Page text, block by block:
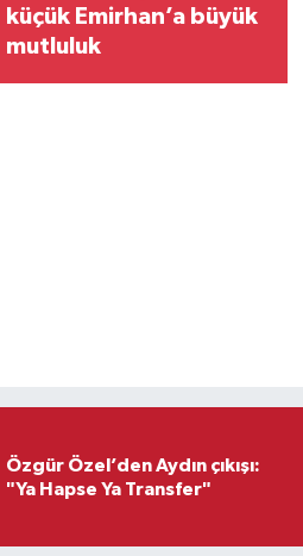
küçük Emirhan’a büyük
mutluluk
Özgür Özel’den Aydın çıkışı:
"Ya Hapse Ya Transfer"